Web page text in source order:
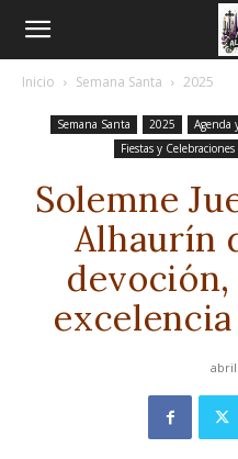
Inicio Semana Santa 2025
Semana Santa 2025 Agenda
Fiestas y Celebraciones
Solemne
Alhaurín
abril